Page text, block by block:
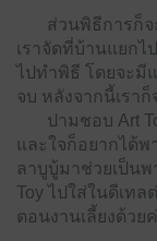
ส่วนพิธีการก็จะ
เราจัดที่บ้านแยก
ไปทําพิธี โดยจะมี
จบ หลังจากนี้เรา
ปามชอบ Art
และใจก็อยากได้พ
ลาบูบู้มาช่วยเป็น
Toy ไปใส่ในดีเท
ตอนงานเลี้ยงด้วย